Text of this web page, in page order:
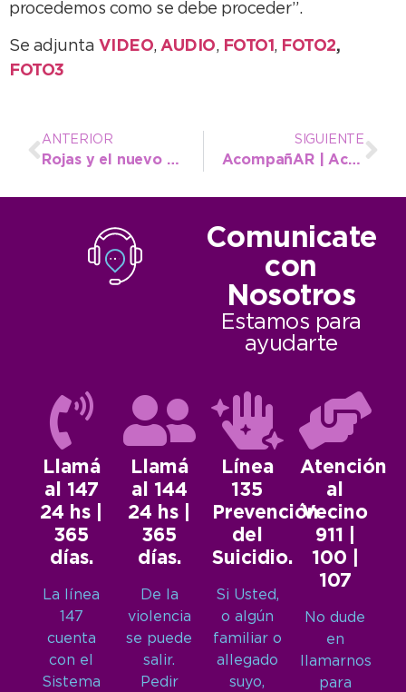
procedemos como se debe proceder”.
Se adjunta VIDEO, AUDIO, FOTO1 , FOTO2,
FOTO3
ANTERIOR
Rojas y el nuevo Jefe Distrital de Educación apostarán a una colaboración estrecha
SIGUIENTE
AcompañAR | Acceso a la app
Comunicate
con
Nosotros
Estamos para
ayudarte
Llamá
al 147
24 hs |
365
días.
La línea
147
cuenta
con el
Sistema
Llamá
al 144
24 hs |
365
días.
De la
violencia
se puede
salir.
Pedir
Línea
135
Prevención
del
Suicidio.
Si Usted,
o algún
familiar o
allegado
suyo,
Atención
al
Vecino
911 |
100 |
107
No dude
en
llamarnos
para